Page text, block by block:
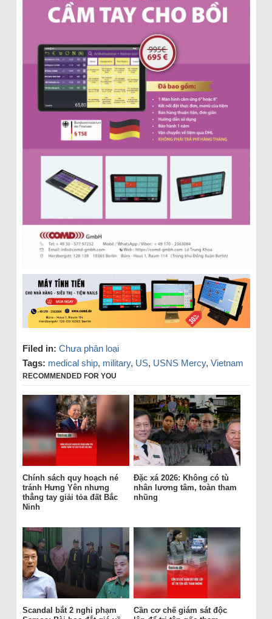
Filed in: Chưa phân loại
Tags: medical ship, military, US, USNS Mercy, Vietnam
RECOMMENDED FOR YOU
Chính sách quy hoạch né
tránh Hưng Yên nhưng
thẳng tay giải tỏa đất Bắc
Ninh
Đặc xá 2026: Không có tù
nhân lương tâm, toàn tham
nhũng
Scandal bắt 2 nghi phạm
Cần cơ chế giám sát độc